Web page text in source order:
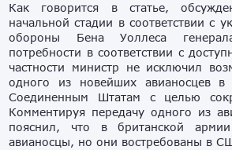
Как говорится в статье,
начальной стадии в соответствии с
обороны Бена Уоллеса
потребности в соответствии с
частности министр не исключил
одного из новейших авианосцев
Соединенным Штатам с целью
Комментируя передачу одного из
пояснил, что в британской
авианосцы, но они востребованы в